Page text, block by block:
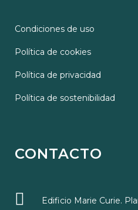
Condiciones de uso
Política de cookies
Política de privacidad
Política de sostenibilidad
CONTACTO
Edificio Marie Curie.